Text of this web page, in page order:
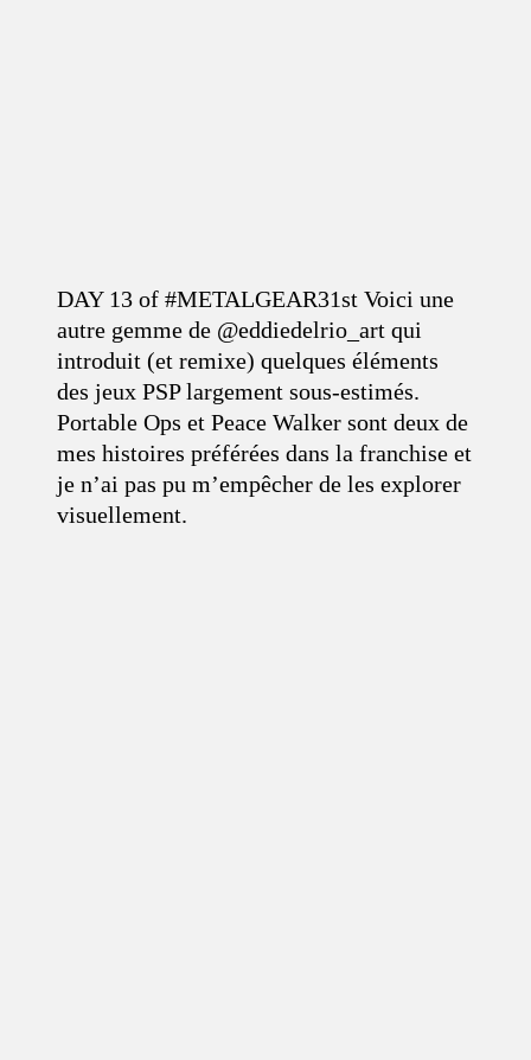
DAY 13 of #METALGEAR31st Voici une
autre gemme de @eddiedelrio_art qui
introduit (et remixe) quelques éléments
des jeux PSP largement sous-estimés.
Portable Ops et Peace Walker sont deux de
mes histoires préférées dans la franchise et
je n’ai pas pu m’empêcher de les explorer
visuellement.